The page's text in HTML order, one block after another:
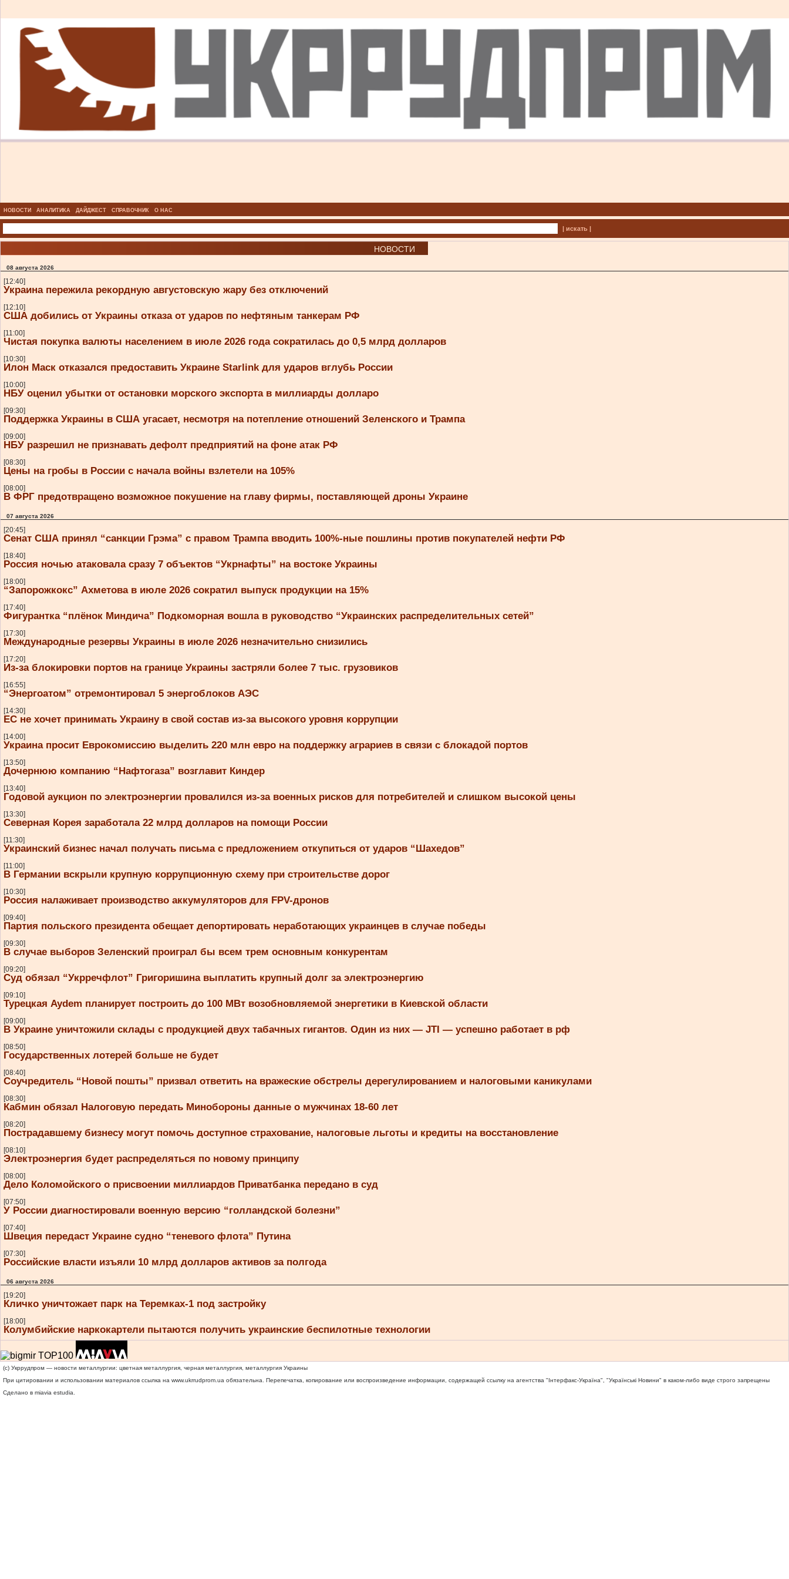
НОВОСТИ АНАЛИТИКА ДАЙДЖЕСТ СПРАВОЧНИК О НАС
| искать |
НОВОСТИ
08 августа 2026
[12:40]
Украина пережила рекордную августовскую жару без отключений
[12:10]
США добились от Украины отказа от ударов по нефтяным танкерам РФ
[11:00]
Чистая покупка валюты населением в июле 2026 года сократилась до 0,5 млрд долларов
[10:30]
Илон Маск отказался предоставить Украине Starlink для ударов вглубь России
[10:00]
НБУ оценил убытки от остановки морского экспорта в миллиарды долларо
[09:30]
Поддержка Украины в США угасает, несмотря на потепление отношений Зеленского и Трампа
[09:00]
НБУ разрешил не признавать дефолт предприятий на фоне атак РФ
[08:30]
Цены на гробы в России с начала войны взлетели на 105%
[08:00]
В ФРГ предотвращено возможное покушение на главу фирмы, поставляющей дроны Украине
07 августа 2026
[20:45]
Сенат США принял “санкции Грэма” с правом Трампа вводить 100%-ные пошлины против покупателей нефти РФ
[18:40]
Россия ночью атаковала сразу 7 объектов “Укрнафты” на востоке Украины
[18:00]
“Запорожкокс” Ахметова в июле 2026 сократил выпуск продукции на 15%
[17:40]
Фигурантка “плёнок Миндича” Подкоморная вошла в руководство “Украинских распределительных сетей”
[17:30]
Международные резервы Украины в июле 2026 незначительно снизились
[17:20]
Из-за блокировки портов на границе Украины застряли более 7 тыс. грузовиков
[16:55]
“Энергоатом” отремонтировал 5 энергоблоков АЭС
[14:30]
ЕС не хочет принимать Украину в свой состав из-за высокого уровня коррупции
[14:00]
Украина просит Еврокомиссию выделить 220 млн евро на поддержку аграриев в связи с блокадой портов
[13:50]
Дочернюю компанию “Нафтогаза” возглавит Киндер
[13:40]
Годовой аукцион по электроэнергии провалился из-за военных рисков для потребителей и слишком высокой цены
[13:30]
Северная Корея заработала 22 млрд долларов на помощи России
[11:30]
Украинский бизнес начал получать письма с предложением откупиться от ударов “Шахедов”
[11:00]
В Германии вскрыли крупную коррупционную схему при строительстве дорог
[10:30]
Россия налаживает производство аккумуляторов для FPV-дронов
[09:40]
Партия польского президента обещает депортировать неработающих украинцев в случае победы
[09:30]
В случае выборов Зеленский проиграл бы всем трем основным конкурентам
[09:20]
Суд обязал “Укрречфлот” Григоришина выплатить крупный долг за электроэнергию
[09:10]
Турецкая Aydem планирует построить до 100 МВт возобновляемой энергетики в Киевской области
[09:00]
В Украине уничтожили склады с продукцией двух табачных гигантов. Один из них — JTI — успешно работает в рф
[08:50]
Государственных лотерей больше не будет
[08:40]
Соучредитель “Новой пошты” призвал ответить на вражеские обстрелы дерегулированием и налоговыми каникулами
[08:30]
Кабмин обязал Налоговую передать Минобороны данные о мужчинах 18-60 лет
[08:20]
Пострадавшему бизнесу могут помочь доступное страхование, налоговые льготы и кредиты на восстановление
[08:10]
Электроэнергия будет распределяться по новому принципу
[08:00]
Дело Коломойского о присвоении миллиардов Приватбанка передано в суд
[07:50]
У России диагностировали военную версию “голландской болезни”
[07:40]
Швеция передаст Украине судно “теневого флота” Путина
[07:30]
Российские власти изъяли 10 млрд долларов активов за полгода
06 августа 2026
[19:20]
Кличко уничтожает парк на Теремках-1 под застройку
[18:00]
Колумбийские наркокартели пытаются получить украинские беспилотные технологии
(c) Укррудпром — новости металлургии: цветная металлургия, черная металлургия, металлургия Украины
При цитировании и использовании материалов ссылка на www.ukrrudprom.ua обязательна. Перепечатка, копирование или воспроизведение информации, содержащей ссылку на агентства "Iнтерфакс-Україна", "Українськi Новини" в каком-либо виде строго запрещены
Сделано в miavia estudia.